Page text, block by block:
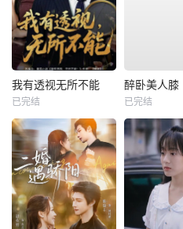
我有透视无所不能
已完结
醉卧美人膝
已完结